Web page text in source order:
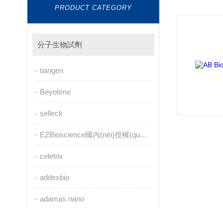
PRODUCT CATEGORY
分子生物試劑
tiangen
Beyotime
selleck
EZBioscience國內(nèi)授權(quán)代理
celetrix
addexbio
adamas nano